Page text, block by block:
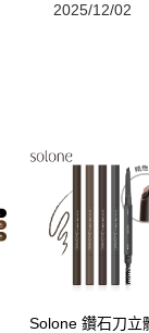
2025/12/02
Solone 鑽石刀立